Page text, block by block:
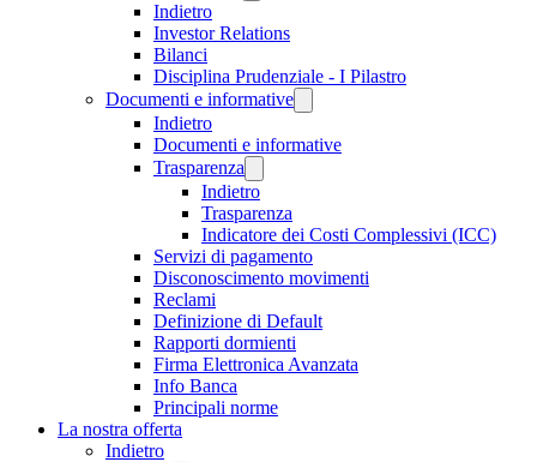
Indietro
Investor Relations
Bilanci
Disciplina Prudenziale - I Pilastro
Documenti e informative
Indietro
Documenti e informative
Trasparenza
Indietro
Trasparenza
Indicatore dei Costi Complessivi (ICC)
Servizi di pagamento
Disconoscimento movimenti
Reclami
Definizione di Default
Rapporti dormienti
Firma Elettronica Avanzata
Info Banca
Principali norme
La nostra offerta
Indietro